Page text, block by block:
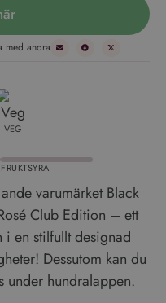
med andra
VEG
FRUKTSYRA
varumärket Black
Club Edition – ett
en stilfullt designad
Dessutom kan du
under hundralappen.